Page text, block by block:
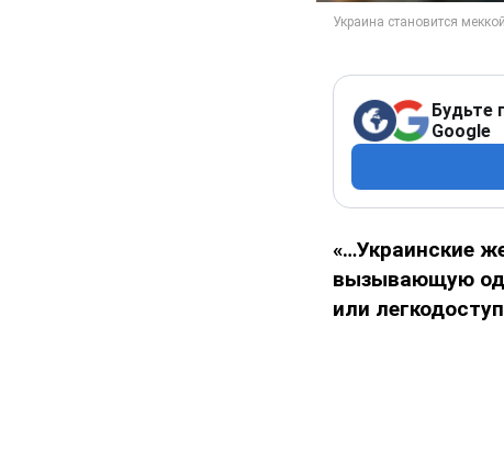
Будьте
Google
«…Украинские
вызывающую
или